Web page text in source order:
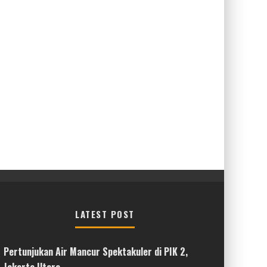
LATEST POST
Pertunjukan Air Mancur Spektakuler di PIK 2,